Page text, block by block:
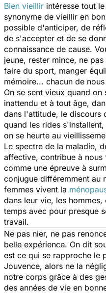
Bien vieillir intéresse tout
synonyme de vieillir en
possible d'anticiper, de
de s'accepter et de se
connaissance de cause.
jeune, rester mince, ne
faire du sport, manger
mémoire... chacun de
On se sent vieux quand on
inattendu et à tout âge,
dans l'attitude, le discours
quand les rides
on se heurte au
Le spectre de la maladie,
affective, contribue à nous
comme une épreuve à
conjugue différemment au
femmes vivent la
dans leur vie, les
temps avec pour presque
travail.
Ne pas nier, ne pas
belle expérience. On dit
est ce qui se rapproche le
Jouvence, alors ne la
notre corps grâce à des
des années de vie en